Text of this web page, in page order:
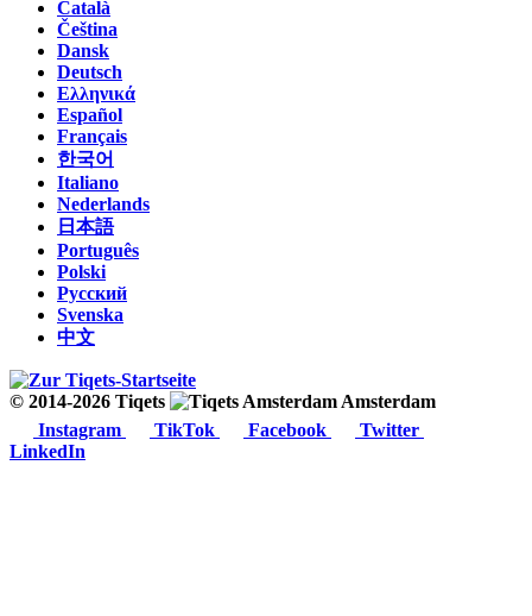
Català
Čeština
Dansk
Deutsch
Ελληνικά
Español
Français
한국어
Italiano
Nederlands
日本語
Português
Polski
Русский
Svenska
中文
© 2014-2026 Tiqets
Amsterdam
Instagram
TikTok Facebook
Twitter
LinkedIn